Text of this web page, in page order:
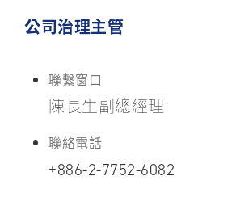
新聞中心
ESG
公司治理主管
聯繫窗口
陳長生副總經理
聯絡電話
+886-2-7752-6082